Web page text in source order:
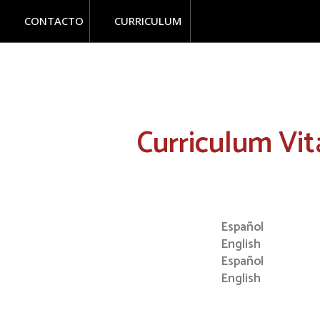
contenido
CONTACTO CURRICULUM
Curriculum
Español
English
Español
English